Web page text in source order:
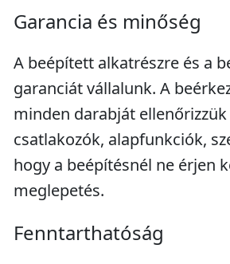
Garancia és minőség
A beépített alkatrészre és a
garanciát vállalunk. A
minden darabját ellenőrizzük
csatlakozók, alapfunkciók,
hogy a beépítésnél ne érjen
meglepetés.
Fenntarthatóság